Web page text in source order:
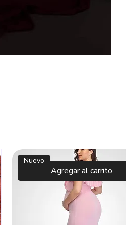
Agregar al carrito
Nuevo